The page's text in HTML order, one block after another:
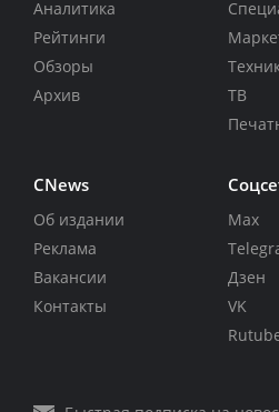
Аналитика
Рейтинги
Обзоры
Архив
ТВ
CNews
Об издании
Реклама
Вакансии
Контакты
Max
Дзен
VK